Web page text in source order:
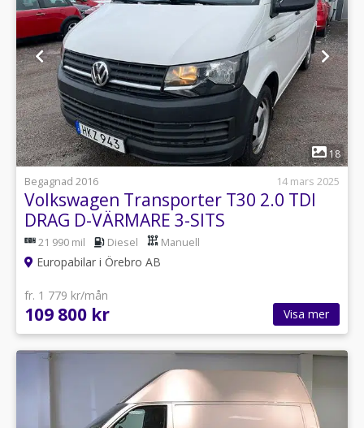
1
18
Begagnad 2016
14 mars 2025
Volkswagen Transporter T30 2.0 TDI
DRAG D-VÄRMARE 3-SITS
21 990 mil Diesel Manuell
Europabilar i Örebro AB
fr. 1 779 kr/mån
109 800 kr Visa mer